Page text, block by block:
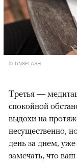
© UNSPLASH
Третья —
спокойной
выдохи на
несущественно,
день за днем,
замечать, что